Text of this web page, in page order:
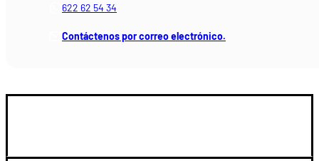
622 62 54 34
Contáctenos por correo electrónico.